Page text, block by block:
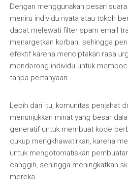
Dengan menggunakan pesan
meniru individu nyata atau tokoh
dapat melewati filter spam email
menargetkan korban. sehingga
efektif karena menciptakan rasa
mendorong individu untuk
tanpa pertanyaan.
Lebih dari itu, komunitas penjahat
menunjukkan minat yang besar
generatif untuk membuat kode
cukup mengkhawatirkan, karena
untuk mengotomatiskan
canggih, sehingga meningkatkan
mereka.